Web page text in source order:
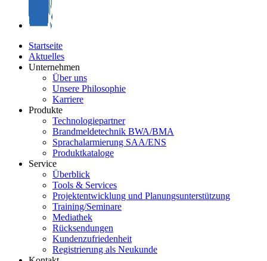
Startseite
Aktuelles
Unternehmen
Über uns
Unsere Philosophie
Karriere
Produkte
Technologiepartner
Brandmeldetechnik BWA/BMA
Sprachalarmierung SAA/ENS
Produktkataloge
Service
Überblick
Tools & Services
Projektentwicklung und Planungsunterstützung
Training/Seminare
Mediathek
Rücksendungen
Kundenzufriedenheit
Registrierung als Neukunde